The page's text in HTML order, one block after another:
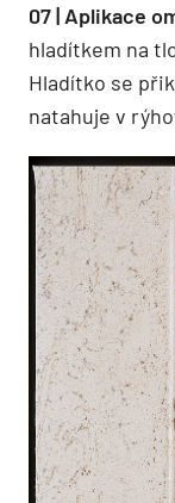
07 | Aplikace
hladítkem na
Hladítko se
natahuje v